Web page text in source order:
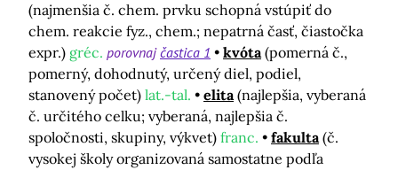
(najmenšia č. chem. prvku schopná vstúpiť do
chem. reakcie fyz., chem.; nepatrná časť, čiastočka
expr.) gréc. porovnajčastica 1 kvóta (pomerná č.,
pomerný, dohodnutý, určený diel, podiel,
stanovený počet) lat.-tal. elita (najlepšia, vyberaná
č. určitého celku; vyberaná, najlepšia č.
spoločnosti, skupiny, výkvet) franc. fakulta (č.
vysokej školy organizovaná samostatne podľa